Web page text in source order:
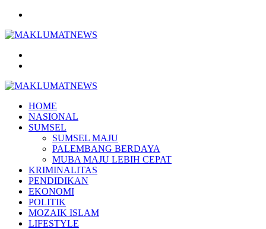
HOME
NASIONAL
SUMSEL
SUMSEL MAJU
PALEMBANG BERDAYA
MUBA MAJU LEBIH CEPAT
KRIMINALITAS
PENDIDIKAN
EKONOMI
POLITIK
MOZAIK ISLAM
LIFESTYLE